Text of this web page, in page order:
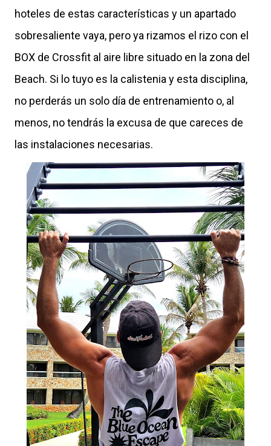
hoteles de estas características y un apartado
sobresaliente vaya, pero ya rizamos el rizo con el
BOX de Crossfit al aire libre situado en la zona del
Beach. Si lo tuyo es la calistenia y esta disciplina,
no perderás un solo día de entrenamiento o, al
menos, no tendrás la excusa de que careces de
las instalaciones necesarias.